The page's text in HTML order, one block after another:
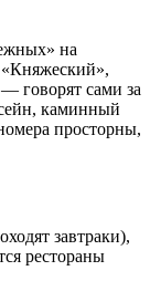
на
говорят сами за
каминный
просторны,
завтраки),
рестораны